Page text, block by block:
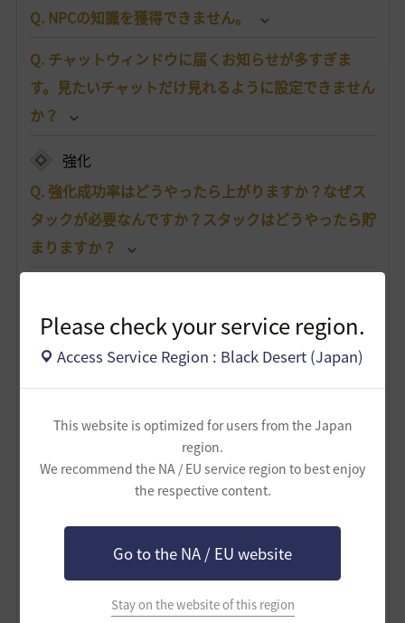
Please check your service region.
Access Service Region : Black Desert (Japan)
This website is optimized for users from the Japan
region.
We recommend the NA / EU service region to best enjoy
the respective content.
Go to the NA / EU website
Stay on the website of this region
Q. NPCの知識を獲得できません。
Q. チャットウィンドウに届くお知らせが多すぎま
す。見たいチャットだけ見れるように設定できません
か？
強化
Q. 強化成功率はどうやったら上がりますか？なぜス
タックが必要なんですか？スタックはどうやったら貯
まりますか？
した。何か使い道はありませんか？もしくは売るこ
とはできますか？
Q. 強化や狩りをしていたら、装備の耐久度が0になっ
てしまいました。耐久度は、どこで修理/復旧できま
すか？また、装備ごとに必要な材料があれば知りた
いです。
Q. 馬はどこで手に入りますか？